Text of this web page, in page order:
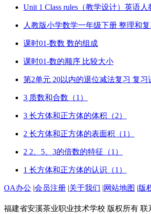
Unit 1 Class rules（教学设计）英语
人教版小学数学一年级下册 整理和复
课时01-数数 数的组成
课时01-数的顺序 比较大小
第2单元 20以内的退位减法复习 复习
3 质数和合数（1）
3 长方体和正方体的体积（2）
2 长方体和正方体的表面积（1）
2 2、5、3的倍数的特征（1）
1 长方体和正方体的认识（1）
OA办公 |会员注册 |关于我们 |网站地图 |版
福建省安溪茶业职业技术学校 版权所有 联